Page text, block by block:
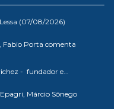
(07/08/2026)
Fabio Porta comenta
- fundador e...
Márcio Sônego